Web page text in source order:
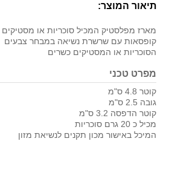
תיאור המוצר:
מארז מפלסטיק המכיל סוכריות או מסטיקים
קופסאות עם שרשרת נשיאה במבחר צבעים
הסוכריות או המסטיקים כשרים
מפרט טכני
קוטר 4.8 ס"מ
גובה 2.5 ס"מ
קוטר הדפסה 3.2 ס"מ
מכיל כ 20 גרם סוכריות
המיכל באישור מכון תקנים לנשיאת מזון